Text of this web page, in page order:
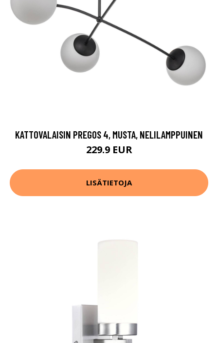
KATTOVALAISIN PREGOS 4, MUSTA, NELILAMPPUINEN
229.9 EUR
LISÄTIETOJA